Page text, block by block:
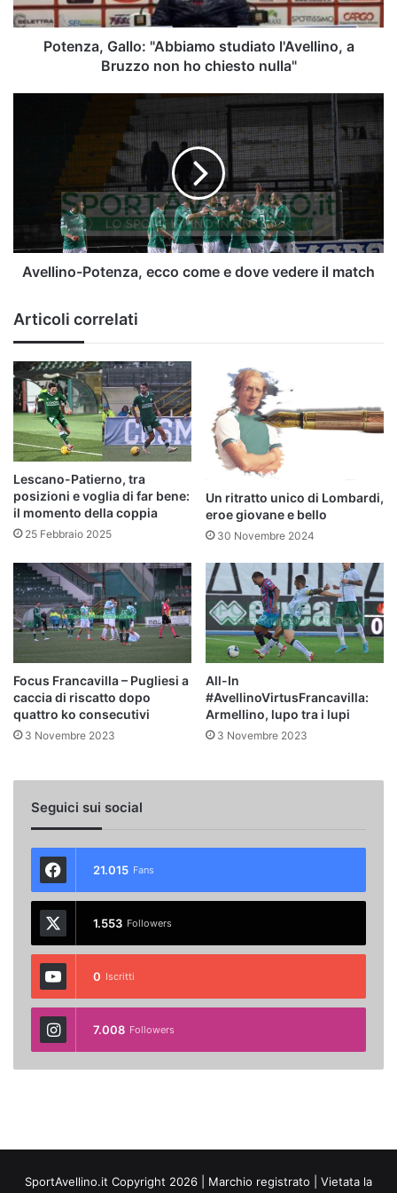
non
ho
chiestoPotenza, Gallo: "Abbiamo studiato l'Avellino, a
Bruzzo non ho chiesto nulla"
match
Avellino-Potenza, ecco come e dove vedere il match
Articoli correlati
Lescano-Patierno, tra
posizioni e voglia di far bene:
il momento della coppia
25 Febbraio 2025
Un ritratto unico di Lombardi,
eroe giovane e bello
30 Novembre 2024
Focus Francavilla – Pugliesi a
caccia di riscatto dopo
quattro ko consecutivi
3 Novembre 2023
All-In
#AvellinoVirtusFrancavilla:
Armellino, lupo tra i lupi
3 Novembre 2023
Seguici sui social
21.015 Fans
1.553 Followers
0 Iscritti
7.008 Followers
SportAvellino.it Copyright 2026 | Marchio registrato | Vietata la